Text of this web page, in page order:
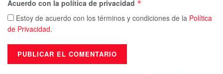
Acuerdo con la política de privacidad *
Estoy de acuerdo con los términos y condiciones de la Política
de Privacidad.